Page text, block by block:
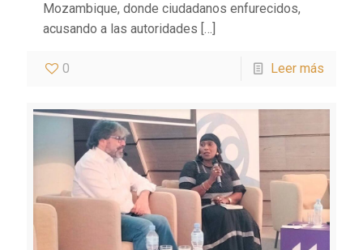
Mozambique, donde ciudadanos enfurecidos,
acusando a las autoridades […]
0 Leer más